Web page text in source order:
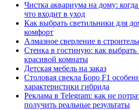
Чистка аквариума на дому:
что входит в уход
Как выбрать светильники для
комфорт
Алмазное сверление в
Стенка в гостиную: как выбрать
красивой комнаты
Детская мебель на заказ
Столовая свекла Боро F1
характеристики гибрида
Реклама в Telegram: как не
получить реальные результаты